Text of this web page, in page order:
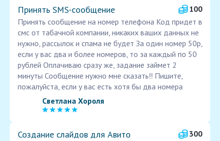
Принять SMS-сообщение
100
Принять сообщение на номер телефона Код придет в
смс от табачной компании, никаких ваших данных не
нужно, рассылок и спама не будет За один номер 50р,
если у вас два и более номеров, то за каждый по 50
рублей Оплачиваю сразу же, задание займет 2
минуты Сообщение нужно мне сказать!! Пишите,
пожалуйста, если у вас есть хотя бы два номера
Светлана Хороля
Создание слайдов для Авито
300